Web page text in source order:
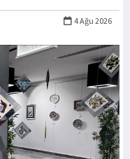
4 Ağu 2026